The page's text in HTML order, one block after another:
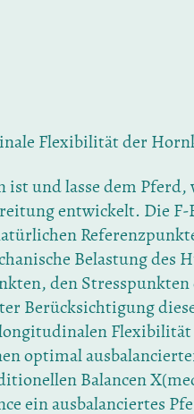
Flexibilität der
ist und lasse dem Pferd,
entwickelt. Die F-
Belastung des
den Stresspunkten
Berücksichtigung
Flexibilität
optimal
Balancen
ein ausbalanciertes